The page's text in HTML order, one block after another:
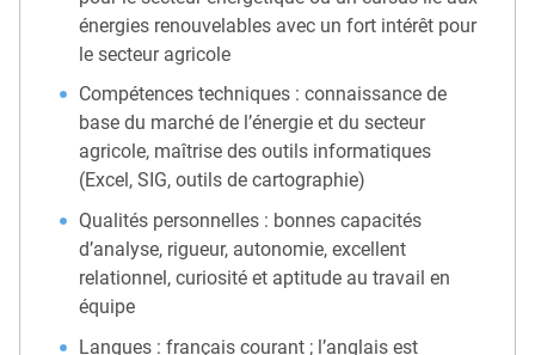
énergies renouvelables avec un fort intérêt pour
le secteur agricole
Compétences techniques : connaissance de
base du marché de l’énergie et du secteur
agricole, maîtrise des outils informatiques
(Excel, SIG, outils de cartographie)
Qualités personnelles : bonnes capacités
d’analyse, rigueur, autonomie, excellent
relationnel, curiosité et aptitude au travail en
équipe
Langues : français courant ; l’anglais est